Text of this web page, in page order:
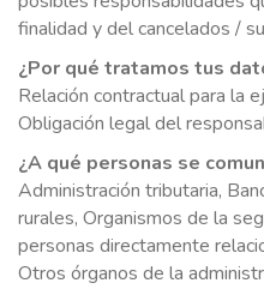
finalidad y del cancelados /
¿Por qué tratamos tus
Relación contractual para la
Obligación legal del
¿A qué personas se
Administración tributaria,
rurales, Organismos de la
personas directamente
Otros órganos de la